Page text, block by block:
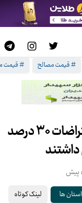
# قیمت مصالح # قیمت
استاندار خراسان رضوی: در اعتراضات ۳۰ درصد
استان ها لینک کوتاه